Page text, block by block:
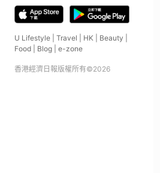
U Lifestyle Travel HK Beauty
Food
Blog e-zone
香港經濟日報版權所有©2026